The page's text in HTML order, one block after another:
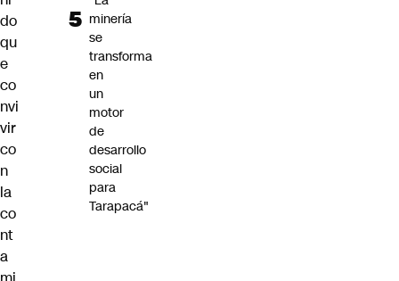
do
qu
e
co
nvi
vir
co
n
la
co
nt
a
minería
se
transforma
en
un
motor
de
desarrollo
social
para
Tarapacá"